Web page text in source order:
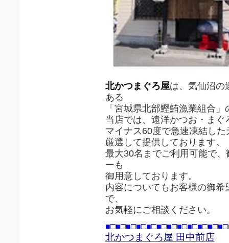
北かつまぐろ屋は、気仙沼の
ある
「宮城県北部鰹鮪漁業組合
当店では、遠洋かつお・ま
マイナス60度で急速凍結し
厳選して提供しております。
最大30名までご利用可能で
ーも
御用意しております。
内容についてもお客様の御
で、
お気軽にご相談ください。
北かつまぐろ屋 田中前店